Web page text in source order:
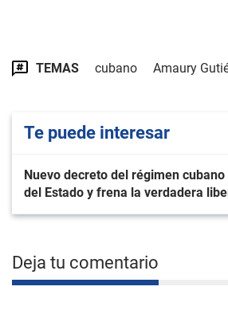
TEMAS cubano Amaury
Te puede interesar
Nuevo decreto del régimen
del Estado y frena la verdadera
Deja tu comentario